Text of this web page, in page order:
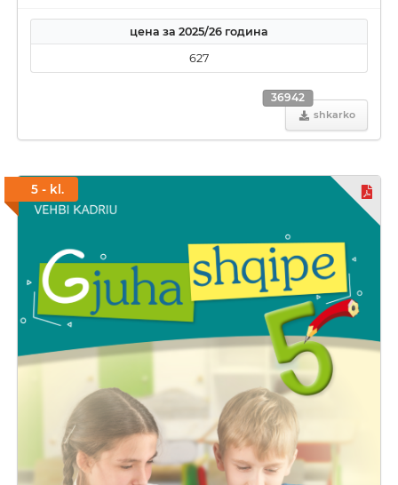
цена за 2025/26 година
627
shkarko
36942
5 - kl.